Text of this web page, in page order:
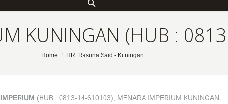
KUNINGAN (HUB :
Home HR. Rasuna Said - Kuningan
(HUB : 0813-14-610103), MENARA IMPERIUM KUNINGAN